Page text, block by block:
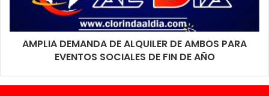
AMPLIA DEMANDA DE ALQUILER DE AMBOS PARA
EVENTOS SOCIALES DE FIN DE AÑO